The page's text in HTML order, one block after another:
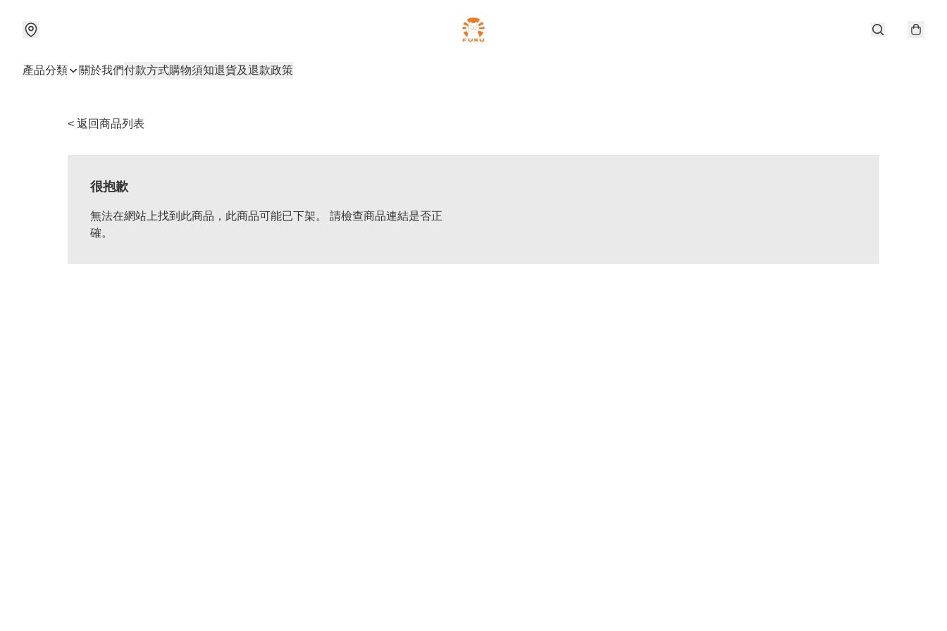
產品分類 關於我們付款方式購物須知退貨及退款政策
< 返回商品列表
很抱歉
無法在網站上找到此商品，此商品可能已下架。 請檢查商品連結是否正
確。